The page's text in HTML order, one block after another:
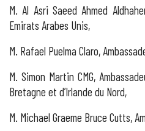
M. Al Asri Saeed Ahmed
Emirats Arabes Unis,
M. Rafael Puelma Claro,
M. Simon Martin CMG,
Bretagne et d’Irlande du Nord,
M. Michael Graeme Bruce Cutts,